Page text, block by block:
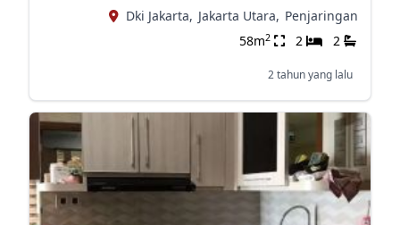
Dki Jakarta, Jakarta Utara, Penjaringan
58m2 2 2
2 tahun yang lalu